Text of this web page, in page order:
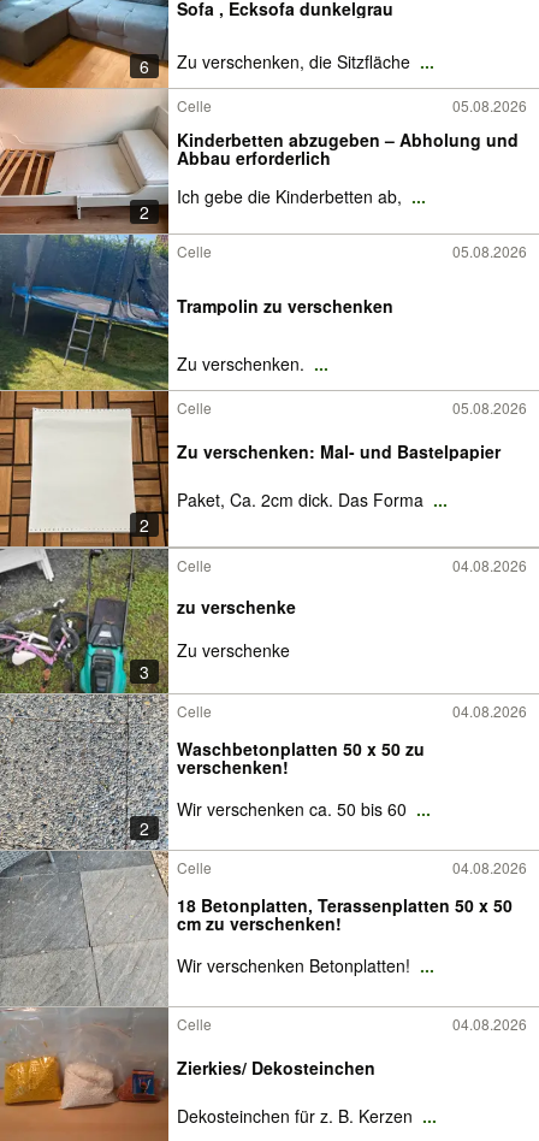
6
Sofa , Ecksofa dunkelgrau
Zu verschenken, die Sitzfläche ...
2
Celle 05.08.2026
Kinderbetten abzugeben – Abholung und
Abbau erforderlich
Ich gebe die Kinderbetten ab, ...
Celle 05.08.2026
Trampolin zu verschenken
Zu verschenken. ...
2
Celle 05.08.2026
Zu verschenken: Mal- und Bastelpapier
Paket, Ca. 2cm dick. Das Forma ...
3
Celle 04.08.2026
zu verschenke
Zu verschenke
2
Celle 04.08.2026
Waschbetonplatten 50 x 50 zu
verschenken!
Wir verschenken ca. 50 bis 60 ...
Celle 04.08.2026
18 Betonplatten, Terassenplatten 50 x 50
cm zu verschenken!
Wir verschenken Betonplatten! ...
Celle 04.08.2026
Zierkies/ Dekosteinchen
Dekosteinchen für z. B. Kerzen ...